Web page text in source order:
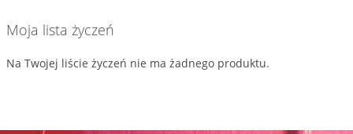
Moja lista życzeń
Na Twojej liście życzeń nie ma żadnego produktu.